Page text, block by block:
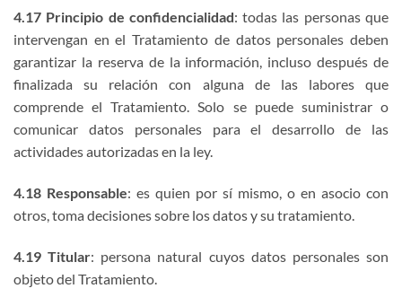
4.17 Principio de confidencialidad: todas las personas que
intervengan en el Tratamiento de datos personales deben
garantizar la reserva de la información, incluso después de
finalizada su relación con alguna de las labores que
comprende el Tratamiento. Solo se puede suministrar o
comunicar datos personales para el desarrollo de las
actividades autorizadas en la ley.
4.18 Responsable: es quien por sí mismo, o en asocio con
otros, toma decisiones sobre los datos y su tratamiento.
4.19 Titular: persona natural cuyos datos personales son
objeto del Tratamiento.